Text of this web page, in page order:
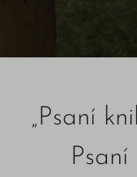
„Psaní
Psaní